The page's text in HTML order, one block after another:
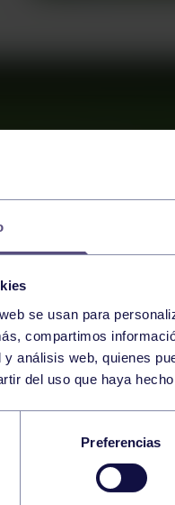
se usan para
compartimos
análisis web, quienes
del uso que haya
Preferencias